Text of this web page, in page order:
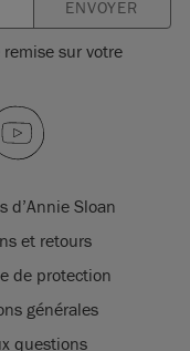
ENVOYER
sur votre
d’Annie Sloan
et retours
de protection
générales
questions